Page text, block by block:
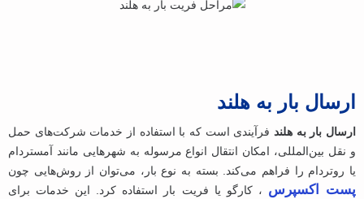
ارسال بار به هلند
ارسال بار به هلند فرآیندی است که با استفاده از خدمات شرکت‌های حمل
‌و نقل بین‌المللی، امکان انتقال انواع مرسوله به شهرهایی مانند آمستردام
یا روتردام را فراهم می‌کند. بسته به نوع بار، می‌توان از روش‌هایی چون
پست اکسپرس ، کارگو یا فریت بار استفاده کرد. این خدمات برای